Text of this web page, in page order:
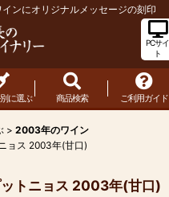
ンにオリジナルメッセージの刻印
PCサイ
ト
に選ぶ 商品検索 ご利用ガイド
> 2003年のワイン
ョス 2003年(甘口)
トニョス 2003年(甘口)